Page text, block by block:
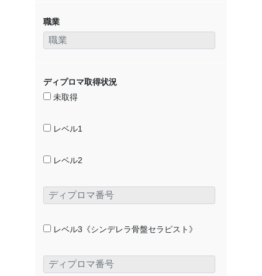
職業
ディプロマ取得状況
未取得
レベル1
レベル2
レベル3《シンデレラ骨盤セラピスト》